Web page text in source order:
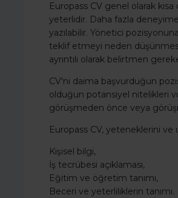
Europass CV genel olarak kısa
yeterlidir. Daha fazla
yazılabilir. Yönetici
teklif etmeyi neden
ayrıntılı olarak belirtmen
CV'ni daima başvurduğun
olduğun potansiyel nitelikleri
görüşmeden önce veya
Europass CV, yeteneklerini ve
Kişisel bilgi,
İş tecrübesi açıklaması,
Eğitim ve öğretim tanımı,
Beceri ve yeterliliklerin tanımı.